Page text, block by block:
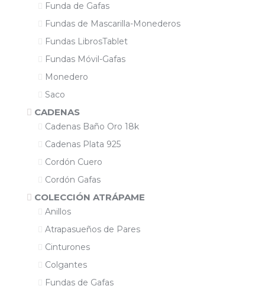
Funda de Gafas
Fundas de Mascarilla-Monederos
Fundas LibrosTablet
Fundas Móvil-Gafas
Monedero
Saco
CADENAS
Cadenas Baño Oro 18k
Cadenas Plata 925
Cordón Cuero
Cordón Gafas
COLECCIÓN ATRÁPAME
Anillos
Atrapasueños de Pares
Cinturones
Colgantes
Fundas de Gafas